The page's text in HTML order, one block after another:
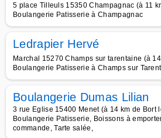
5 place Tilleuls 15350 Champagnac (à 11
Boulangerie Patisserie à Champagnac
Ledrapier Hervé
Marchal 15270 Champs sur tarentaine (à
Boulangerie Patisserie à Champs sur
Boulangerie Dumas Lilian
3 rue Eglise 15400 Menet (à 14 km de Bort
Boulangerie Patisserie, Boissons à
commande, Tarte salée,